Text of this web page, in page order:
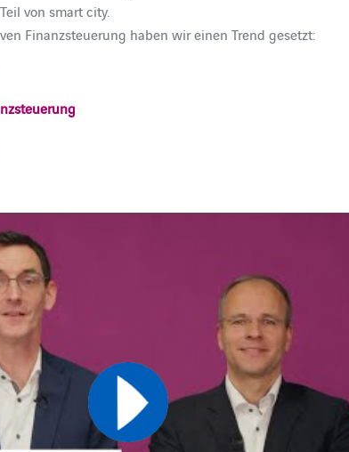
von smart city.
Finanzsteuerung haben wir einen Trend gesetzt: